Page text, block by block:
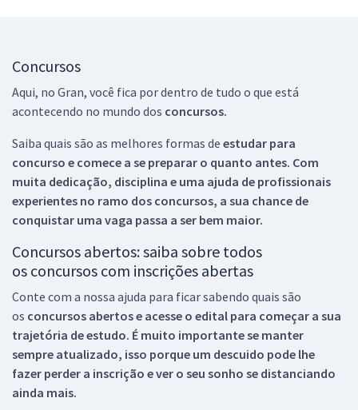
Concursos
Aqui, no Gran, você fica por dentro de tudo o que está
acontecendo no mundo dos concursos.
Saiba quais são as melhores formas de estudar para
concurso e comece a se preparar o quanto antes. Com
muita dedicação, disciplina e uma ajuda de profissionais
experientes no ramo dos concursos, a sua chance de
conquistar uma vaga passa a ser bem maior.
Concursos abertos: saiba sobre todos
os concursos com inscrições abertas
Conte com a nossa ajuda para ficar sabendo quais são
os concursos abertos e acesse o edital para começar a sua
trajetória de estudo. É muito importante se manter
sempre atualizado, isso porque um descuido pode lhe
fazer perder a inscrição e ver o seu sonho se distanciando
ainda mais.